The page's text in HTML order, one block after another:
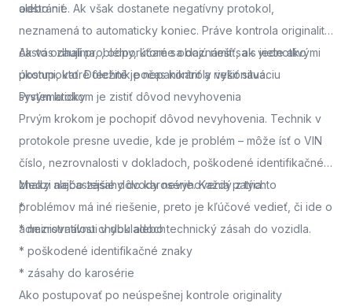
odstrániť.
alebo nie. Ak však dostanete negatívny protokol,
neznamená to automaticky koniec. Práve kontrola originality
často odhalí problémy, ktoré sa dajú riešiť, ak viete ako
postupovať. Dôležité je nepanikáriť a riešiť situáciu
systematicky.
Ak vás zaujíma,, odporúčame oboznámiť sa s jednotlivými
úkonmi, ktoré technik počas kontroly vykonáva.
Prvým krokom je zistiť dôvod nevyhovenia
Prvým krokom je pochopiť dôvod nevyhovenia. Technik v
protokole presne uvedie, kde je problém – môže ísť o VIN
číslo, nezrovnalosti v dokladoch, poškodené identifikačné
znaky alebo zásahy do karosérie. Každý z týchto
problémov má iné riešenie, preto je kľúčové vedieť, či ide o
administratívnu chybu alebo technický zásah do vozidla.
Medzi najčastejšie dôvody nevyhovenia patria:
*
* nezrovnalosti v dokladoch
* poškodené identifikačné znaky
* zásahy do karosérie
Ako postupovať po neúspešnej kontrole originality